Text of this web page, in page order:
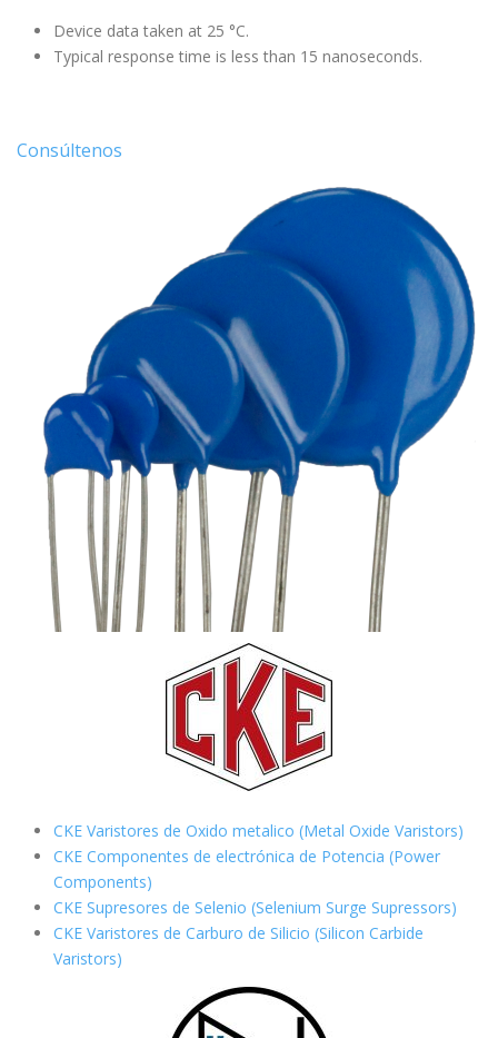
Device data taken at 25 °C.
Typical response time is less than 15 nanoseconds.
Consúltenos
CKE Varistores de Oxido metalico (Metal Oxide Varistors)
CKE Componentes de electrónica de Potencia (Power
Components)
CKE Supresores de Selenio (Selenium Surge Supressors)
CKE Varistores de Carburo de Silicio (Silicon Carbide
Varistors)